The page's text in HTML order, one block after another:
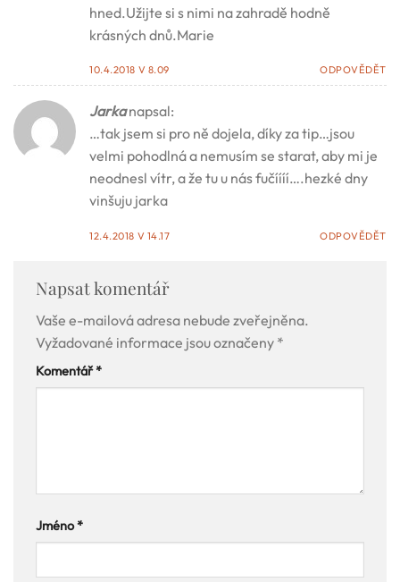
hned.Užijte si s nimi na zahradě hodně
krásných dnů.Marie
10.4.2018 V 8.09 ODPOVĚDĚT
Jarka napsal:
…tak jsem si pro ně dojela, díky za tip…jsou
velmi pohodlná a nemusím se starat, aby mi je
neodnesl vítr, a že tu u nás fučíííí….hezké dny
vinšuju jarka
12.4.2018 V 14.17 ODPOVĚDĚT
Napsat komentář
Vaše e-mailová adresa nebude zveřejněna.
Vyžadované informace jsou označeny *
Komentář*
Jméno*